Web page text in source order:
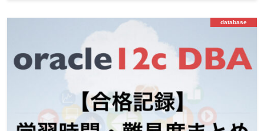
database